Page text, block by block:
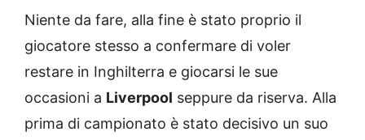
Niente da fare, alla fine è stato proprio il
giocatore stesso a confermare di voler
restare in Inghilterra e giocarsi le sue
occasioni a Liverpool seppure da riserva. Alla
prima di campionato è stato decisivo un suo